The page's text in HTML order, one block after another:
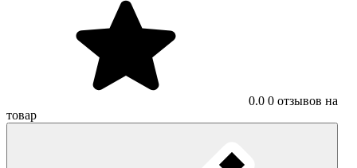
0.0 0 отзывов на
товар